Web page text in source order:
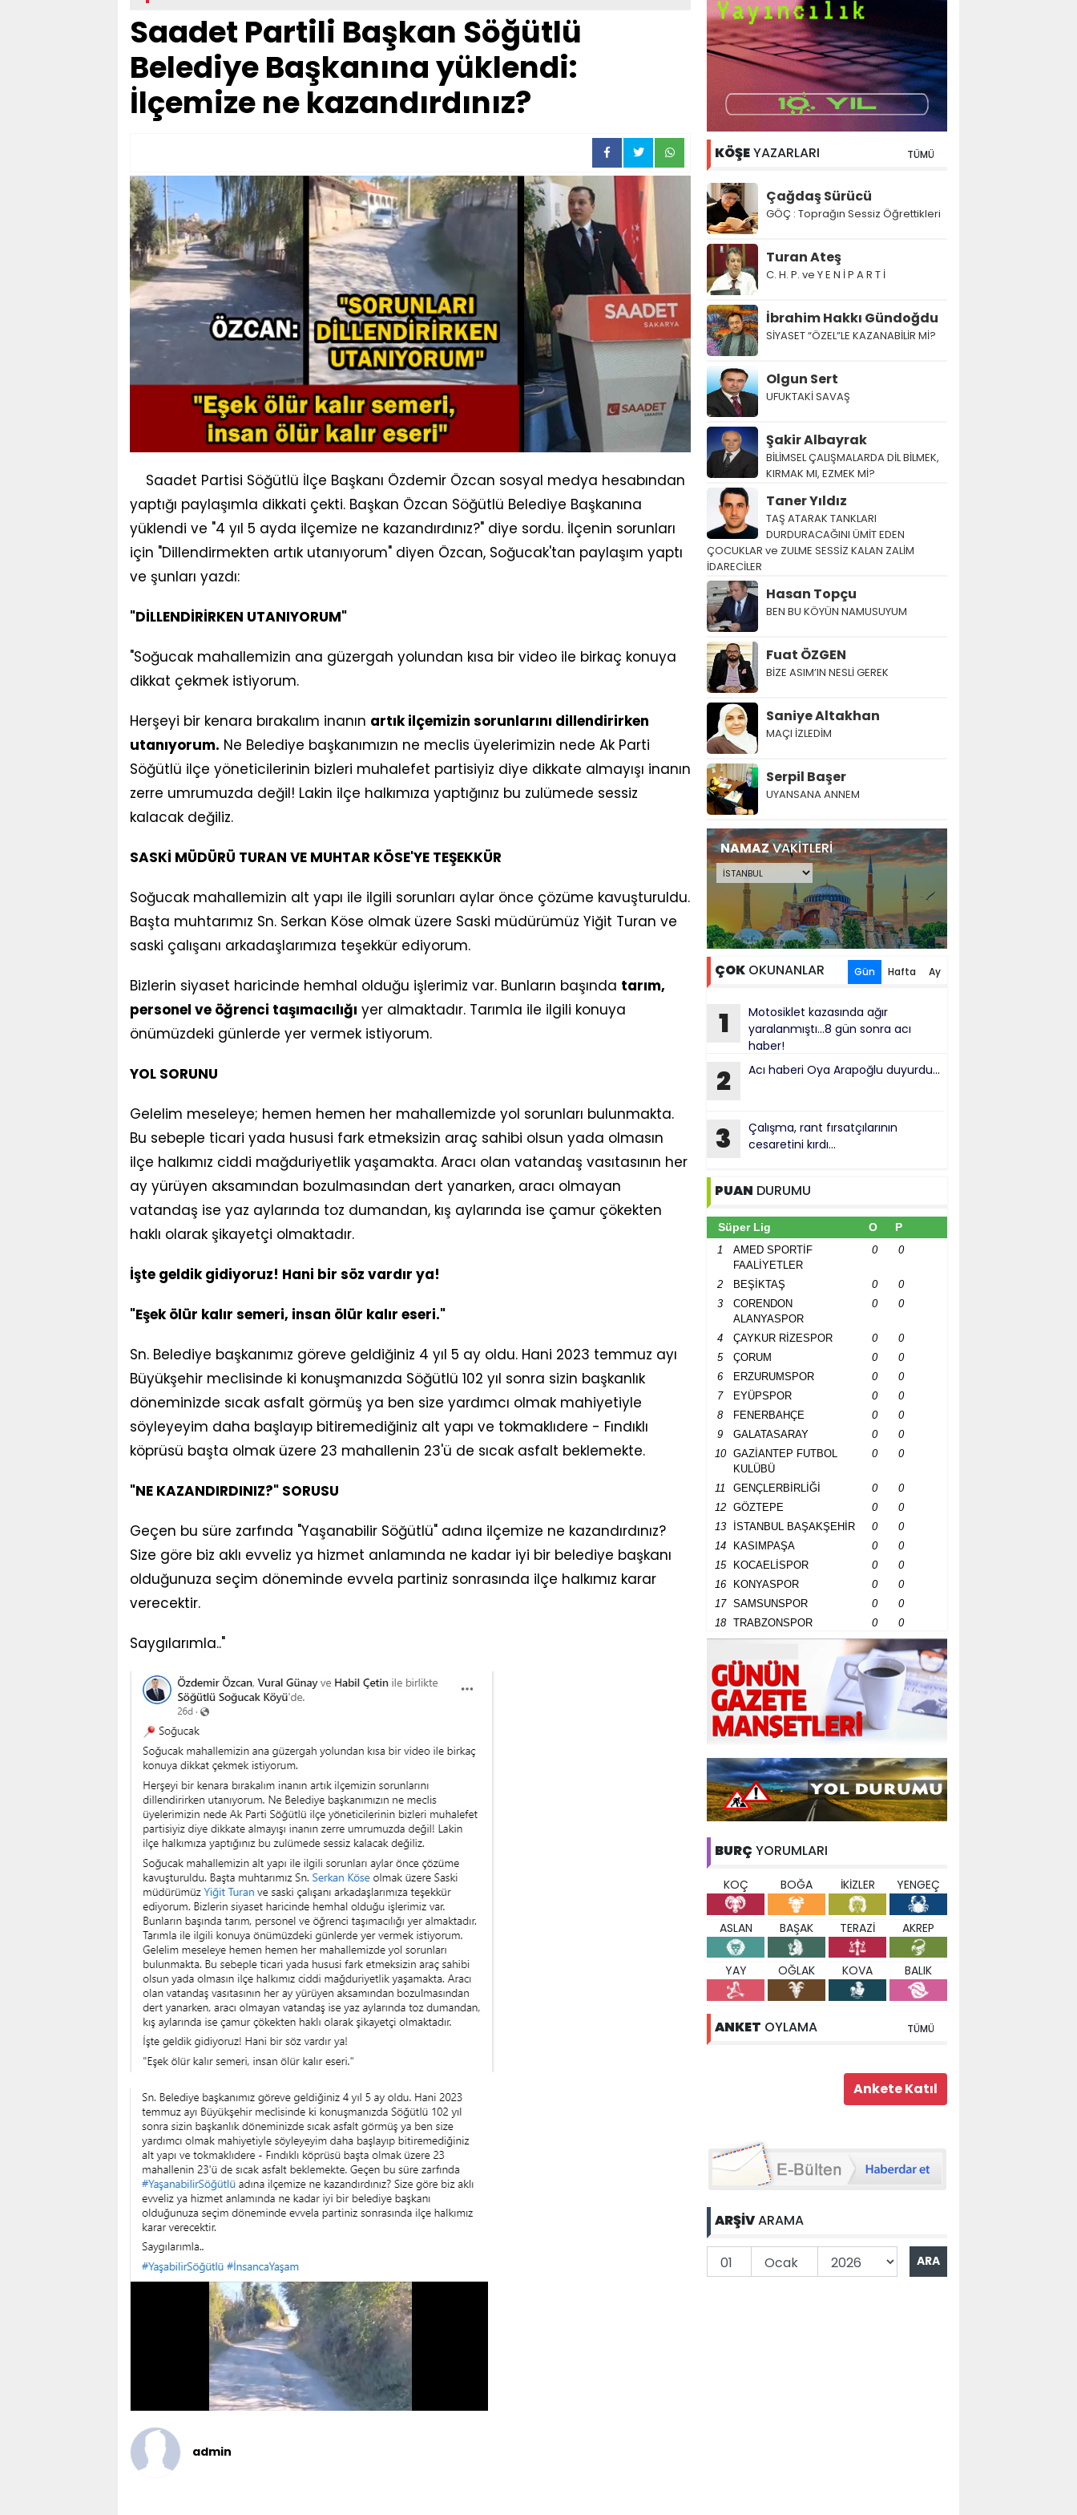
Saadet Partili Başkan Söğütlü
Belediye Başkanına yüklendi:
İlçemize ne kazandırdınız?
Saadet Partisi Söğütlü İlçe Başkanı Özdemir Özcan sosyal medya hesabından
yaptığı paylaşımla dikkati çekti. Başkan Özcan Söğütlü Belediye Başkanına
yüklendi ve "4 yıl 5 ayda ilçemize ne kazandırdınız?" diye sordu. İlçenin sorunları
için "Dillendirmekten artık utanıyorum" diyen Özcan, Soğucak'tan paylaşım yaptı
ve şunları yazdı:
"DİLLENDİRİRKEN UTANIYORUM"
"Soğucak mahallemizin ana güzergah yolundan kısa bir video ile birkaç konuya
dikkat çekmek istiyorum.
Herşeyi bir kenara bırakalım inanın artık ilçemizin sorunlarını dillendirirken
utanıyorum. Ne Belediye başkanımızın ne meclis üyelerimizin nede Ak Parti
Söğütlü ilçe yöneticilerinin bizleri muhalefet partisiyiz diye dikkate almayışı inanın
zerre umrumuzda değil! Lakin ilçe halkımıza yaptığınız bu zulümede sessiz
kalacak değiliz.
SASKİ MÜDÜRÜ TURAN VE MUHTAR KÖSE'YE TEŞEKKÜR
Soğucak mahallemizin alt yapı ile ilgili sorunları aylar önce çözüme kavuşturuldu.
Başta muhtarımız Sn. Serkan Köse olmak üzere Saski müdürümüz Yiğit Turan ve
saski çalışanı arkadaşlarımıza teşekkür ediyorum.
Bizlerin siyaset haricinde hemhal olduğu işlerimiz var. Bunların başında tarım,
personel ve öğrenci taşımacılığı yer almaktadır. Tarımla ile ilgili konuya
önümüzdeki günlerde yer vermek istiyorum.
YOL SORUNU
Gelelim meseleye; hemen hemen her mahallemizde yol sorunları bulunmakta.
Bu sebeple ticari yada hususi fark etmeksizin araç sahibi olsun yada olmasın
ilçe halkımız ciddi mağduriyetlik yaşamakta. Aracı olan vatandaş vasıtasının her
ay yürüyen aksamından bozulmasından dert yanarken, aracı olmayan
vatandaş ise yaz aylarında toz dumandan, kış aylarında ise çamur çökekten
haklı olarak şikayetçi olmaktadır.
İşte geldik gidiyoruz! Hani bir söz vardır ya!
"Eşek ölür kalır semeri, insan ölür kalır eseri."
Sn. Belediye başkanımız göreve geldiğiniz 4 yıl 5 ay oldu. Hani 2023 temmuz ayı
Büyükşehir meclisinde ki konuşmanızda Söğütlü 102 yıl sonra sizin başkanlık
döneminizde sıcak asfalt görmüş ya ben size yardımcı olmak mahiyetiyle
söyleyeyim daha başlayıp bitiremediğiniz alt yapı ve tokmaklıdere - Fındıklı
köprüsü başta olmak üzere 23 mahallenin 23'ü de sıcak asfalt beklemekte.
"NE KAZANDIRDINIZ?" SORUSU
Geçen bu süre zarfında "Yaşanabilir Söğütlü" adına ilçemize ne kazandırdınız?
Size göre biz aklı evveliz ya hizmet anlamında ne kadar iyi bir belediye başkanı
olduğunuza seçim döneminde evvela partiniz sonrasında ilçe halkımız karar
verecektir.
Saygılarımla.."
admin
KÖŞEYAZARLARI TÜMÜ
Çağdaş Sürücü
GÖÇ : Toprağın Sessiz Öğrettikleri
Turan Ateş
C. H. P. ve Y E N İ P A R T İ
İbrahim Hakkı Gündoğdu
SİYASET “ÖZEL”LE KAZANABİLİR Mİ?
Olgun Sert
UFUKTAKİ SAVAŞ
Şakir Albayrak
BİLİMSEL ÇALIŞMALARDA DİL BİLMEK,
KIRMAK MI, EZMEK Mİ?
Taner Yıldız
TAŞ ATARAK TANKLARI
DURDURACAĞINI ÜMİT EDEN
ÇOCUKLAR ve ZULME SESSİZ KALAN ZALİM
İDARECİLER
Hasan Topçu
BEN BU KÖYÜN NAMUSUYUM
Fuat ÖZGEN
BİZE ASIM’IN NESLİ GEREK
Saniye Altakhan
MAÇI İZLEDİM
Serpil Başer
UYANSANA ANNEM
NAMAZVAKİTLERİ
ÇOK OKUNANLAR Gün Hafta Ay
1
Motosiklet kazasında ağır
yaralanmıştı...8 gün sonra acı
haber!
2 Acı haberi Oya Arapoğlu duyurdu...
3
Çalışma, rant fırsatçılarının
cesaretini kırdı...
PUAN DURUMU
Süper Lig O P
1
AMED SPORTİF
FAALİYETLER
0 0
2 BEŞİKTAŞ 0
0
3
CORENDON
ALANYASPOR
0 0
4 ÇAYKUR RİZESPOR 0
0
5
ÇORUM 0
0
6
ERZURUMSPOR 0
0
7
EYÜPSPOR 0
0
8
FENERBAHÇE 0
0
9
GALATASARAY 0
0
10
GAZİANTEP FUTBOL
KULÜBÜ
0 0
11 GENÇLERBİRLİĞİ 0
0
12
GÖZTEPE 0
0
13
İSTANBUL BAŞAKŞEHİR 0
0
14
KASIMPAŞA 0
0
15
KOCAELİSPOR 0
0
16
KONYASPOR 0
0
17
SAMSUNSPOR 0
0
18
TRABZONSPOR 0 0
BURÇ YORUMLARI
KOÇ BOĞA İKİZLER YENGEÇ
ASLAN BAŞAK TERAZİ AKREP
YAY OĞLAK KOVA BALIK
ANKET OYLAMA TÜMÜ
ARŞİVARAMA